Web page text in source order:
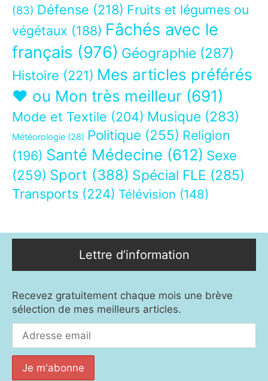
(83) Défense (218) Fruits et légumes ou
végétaux (188) Fâchés avec le
français (976) Géographie (287)
Histoire (221) Mes articles préférés
❤ ou Mon très meilleur (691)
Mode et Textile (204) Musique (283)
Météorologie (28) Politique (255) Religion
(196) Santé Médecine (612) Sexe
(259) Sport (388) Spécial FLE (285)
Transports (224) Télévision (148)
Lettre d’information
Recevez gratuitement chaque mois une brève
sélection de mes meilleurs articles.